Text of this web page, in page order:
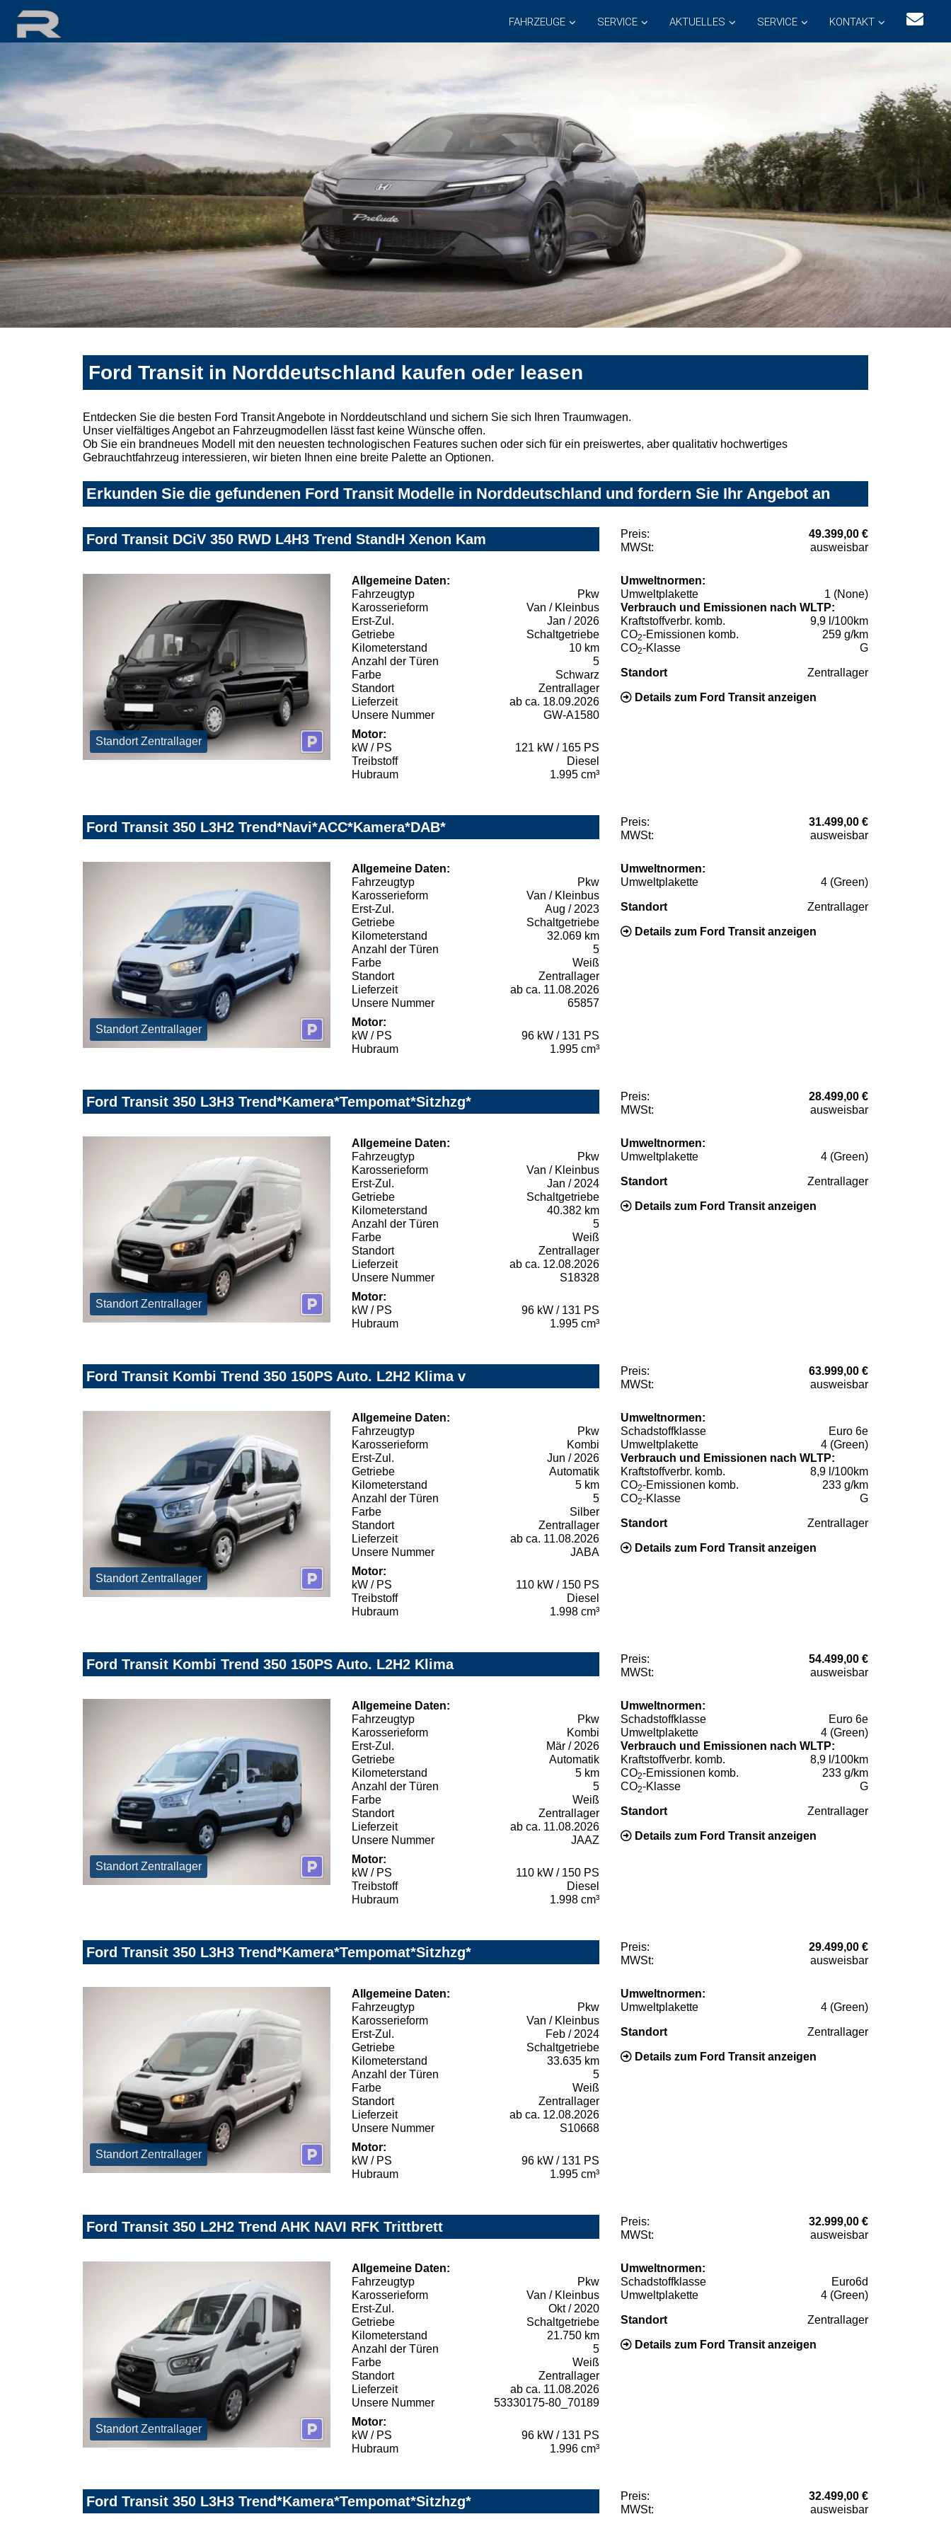
FAHRZEUGE SERVICE AKTUELLES SERVICE KONTAKT
Ford Transit in Norddeutschland kaufen oder leasen
Entdecken Sie die besten Ford Transit Angebote in Norddeutschland und sichern Sie sich Ihren Traumwagen.
Unser vielfältiges Angebot an Fahrzeugmodellen lässt fast keine Wünsche offen.
Ob Sie ein brandneues Modell mit den neuesten technologischen Features suchen oder sich für ein preiswertes, aber qualitativ hochwertiges
Gebrauchtfahrzeug interessieren, wir bieten Ihnen eine breite Palette an Optionen.
Erkunden Sie die gefundenen Ford Transit Modelle in Norddeutschland und fordern Sie Ihr Angebot an
Ford Transit DCiV 350 RWD L4H3 Trend StandH Xenon Kam Preis:
49.399,00 €
MWSt:
ausweisbar
Standort Zentrallager
Allgemeine Daten:
Fahrzeugtyp
Pkw
Karosserieform
Van / Kleinbus
Erst-Zul.
Jan / 2026
Getriebe
Schaltgetriebe
Kilometerstand
10 km
Anzahl der Türen
5
Farbe
Schwarz
Standort
Zentrallager
Lieferzeit
ab ca. 18.09.2026
Unsere Nummer
GW-A1580
Motor:
kW / PS
121 kW / 165 PS
Treibstoff
Diesel
Hubraum
1.995 cm³
Umweltnormen:
Umweltplakette
1 (None)
Verbrauch und Emissionen nach WLTP:
Kraftstoffverbr. komb.
9,9 l/100km
CO2-Emissionen komb.
259 g/km
CO2-Klasse G
Standort Zentrallager
Details zum Ford Transit anzeigen
Ford Transit 350 L3H2 Trend*Navi*ACC*Kamera*DAB* Preis:
31.499,00 €
MWSt:
ausweisbar
Standort Zentrallager
Allgemeine Daten:
Fahrzeugtyp
Pkw
Karosserieform
Van / Kleinbus
Erst-Zul.
Aug / 2023
Getriebe
Schaltgetriebe
Kilometerstand
32.069 km
Anzahl der Türen
5
Farbe
Weiß
Standort
Zentrallager
Lieferzeit
ab ca. 11.08.2026
Unsere Nummer
65857
Motor:
kW / PS
96 kW / 131 PS
Hubraum
1.995 cm³
Umweltnormen:
Umweltplakette
4 (Green)
Standort Zentrallager
Details zum Ford Transit anzeigen
Ford Transit 350 L3H3 Trend*Kamera*Tempomat*Sitzhzg* Preis:
28.499,00 €
MWSt:
ausweisbar
Standort Zentrallager
Allgemeine Daten:
Fahrzeugtyp
Pkw
Karosserieform
Van / Kleinbus
Erst-Zul.
Jan / 2024
Getriebe
Schaltgetriebe
Kilometerstand
40.382 km
Anzahl der Türen
5
Farbe
Weiß
Standort
Zentrallager
Lieferzeit
ab ca. 12.08.2026
Unsere Nummer
S18328
Motor:
kW / PS
96 kW / 131 PS
Hubraum
1.995 cm³
Umweltnormen:
Umweltplakette
4 (Green)
Standort Zentrallager
Details zum Ford Transit anzeigen
Ford Transit Kombi Trend 350 150PS Auto. L2H2 Klima v Preis:
63.999,00 €
MWSt:
ausweisbar
Standort Zentrallager
Allgemeine Daten:
Fahrzeugtyp
Pkw
Karosserieform
Kombi
Erst-Zul.
Jun / 2026
Getriebe
Automatik
Kilometerstand
5 km
Anzahl der Türen
5
Farbe
Silber
Standort
Zentrallager
Lieferzeit
ab ca. 11.08.2026
Unsere Nummer
JABA
Motor:
kW / PS
110 kW / 150 PS
Treibstoff
Diesel
Hubraum
1.998 cm³
Umweltnormen:
Schadstoffklasse
Euro 6e
Umweltplakette
4 (Green)
Verbrauch und Emissionen nach WLTP:
Kraftstoffverbr. komb.
8,9 l/100km
CO2-Emissionen komb.
233 g/km
CO2-Klasse G
Standort Zentrallager
Details zum Ford Transit anzeigen
Ford Transit Kombi Trend 350 150PS Auto. L2H2 Klima Preis:
54.499,00 €
MWSt:
ausweisbar
Standort Zentrallager
Allgemeine Daten:
Fahrzeugtyp
Pkw
Karosserieform
Kombi
Erst-Zul.
Mär / 2026
Getriebe
Automatik
Kilometerstand
5 km
Anzahl der Türen
5
Farbe
Weiß
Standort
Zentrallager
Lieferzeit
ab ca. 11.08.2026
Unsere Nummer
JAAZ
Motor:
kW / PS
110 kW / 150 PS
Treibstoff
Diesel
Hubraum
1.998 cm³
Umweltnormen:
Schadstoffklasse
Euro 6e
Umweltplakette
4 (Green)
Verbrauch und Emissionen nach WLTP:
Kraftstoffverbr. komb.
8,9 l/100km
CO2-Emissionen komb.
233 g/km
CO2-Klasse G
Standort Zentrallager
Details zum Ford Transit anzeigen
Ford Transit 350 L3H3 Trend*Kamera*Tempomat*Sitzhzg* Preis:
29.499,00 €
MWSt:
ausweisbar
Standort Zentrallager
Allgemeine Daten:
Fahrzeugtyp
Pkw
Karosserieform
Van / Kleinbus
Erst-Zul.
Feb / 2024
Getriebe
Schaltgetriebe
Kilometerstand
33.635 km
Anzahl der Türen
5
Farbe
Weiß
Standort
Zentrallager
Lieferzeit
ab ca. 12.08.2026
Unsere Nummer
S10668
Motor:
kW / PS
96 kW / 131 PS
Hubraum
1.995 cm³
Umweltnormen:
Umweltplakette
4 (Green)
Standort Zentrallager
Details zum Ford Transit anzeigen
Ford Transit 350 L2H2 Trend AHK NAVI RFK Trittbrett Preis:
32.999,00 €
MWSt:
ausweisbar
Standort Zentrallager
Allgemeine Daten:
Fahrzeugtyp
Pkw
Karosserieform
Van / Kleinbus
Erst-Zul.
Okt / 2020
Getriebe
Schaltgetriebe
Kilometerstand
21.750 km
Anzahl der Türen
5
Farbe
Weiß
Standort
Zentrallager
Lieferzeit
ab ca. 11.08.2026
Unsere Nummer
53330175-80_70189
Motor:
kW / PS
96 kW / 131 PS
Hubraum
1.996 cm³
Umweltnormen:
Schadstoffklasse
Euro6d
Umweltplakette
4 (Green)
Standort Zentrallager
Details zum Ford Transit anzeigen
Ford Transit 350 L3H3 Trend*Kamera*Tempomat*Sitzhzg* Preis:
32.499,00 €
MWSt:
ausweisbar